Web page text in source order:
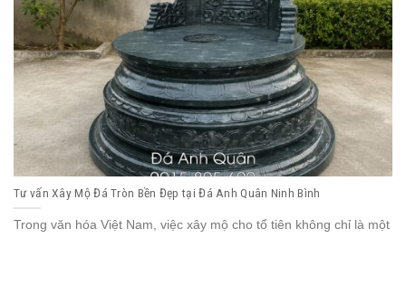
Tư vấn Xây Mộ Đá Tròn Bền Đẹp tại Đá Anh Quân Ninh Bình
Trong văn hóa Việt Nam, việc xây mộ cho tổ tiên không chỉ là một